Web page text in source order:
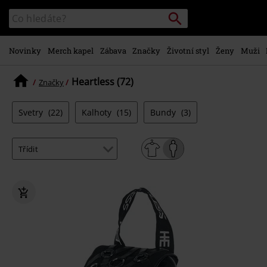
hlavnímu
obsahu
Katalog
vyhledávání
Vyhledávání
Novinky Merch kapel Zábava Značky Životní styl Ženy Muži
Značky Heartless (72)
Svetry (22) Kalhoty (15) Bundy (3)